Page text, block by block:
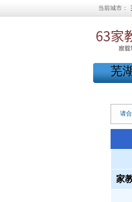
当前城市：
芜
请
家